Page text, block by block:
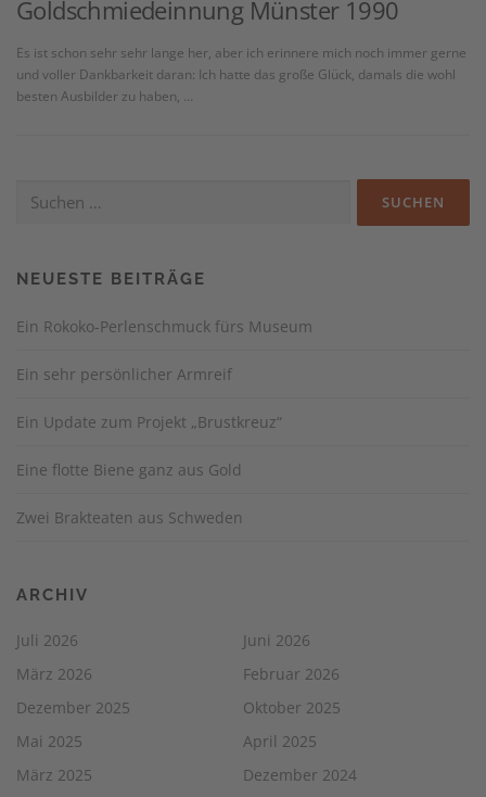
Goldschmiedeinnung Münster 1990
Es ist schon sehr sehr lange her, aber ich erinnere mich noch immer gerne
und voller Dankbarkeit daran: Ich hatte das große Glück, damals die wohl
besten Ausbilder zu haben, …
nach:
NEUESTE BEITRÄGE
Ein Rokoko-Perlenschmuck fürs Museum
Ein sehr persönlicher Armreif
Ein Update zum Projekt „Brustkreuz“
Eine flotte Biene ganz aus Gold
Zwei Brakteaten aus Schweden
ARCHIV
Juli 2026
Juni 2026
März 2026
Februar 2026
Dezember 2025
Oktober 2025
Mai 2025
April 2025
März 2025
Dezember 2024